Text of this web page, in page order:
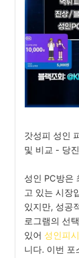
갓성피 성인
및 비교 - 당진
성인 PC방은
고 있는 시장
있지만, 성공
로그램의 선
있어 성인피
니다. 이번 포